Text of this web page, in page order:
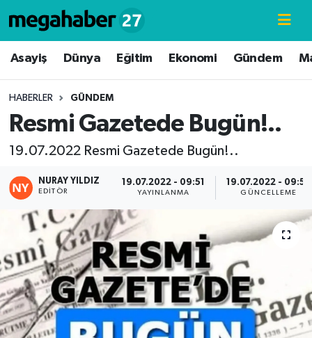
Asayiş Dünya Eğitim Ekonomi Gündem
HABERLER GÜNDEM
Resmi Gazetede Bugün!..
19.07.2022 Resmi Gazetede Bugün!..
NURAY YILDIZ
EDITÖR
19.07.2022 - 09:51
YAYINLANMA
19.07.2022 - 09:53
GÜNCELLEME
Hava Durumu
Süper Lig Puan Durumu ve Fikstür
Tüm Manşetler
Son Dakika Haberleri
Haber Arşivi